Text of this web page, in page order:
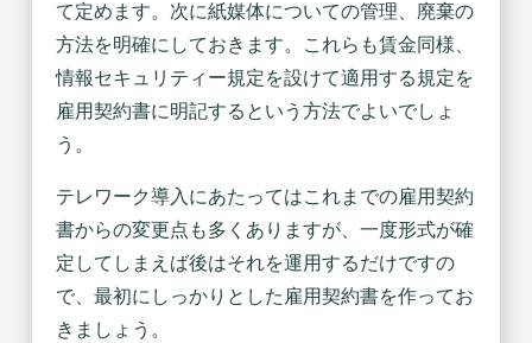
て定めます。次に紙媒体についての管理、廃棄の
方法を明確にしておきます。これらも賃金同様、
情報セキュリティー規定を設けて適用する規定を
雇用契約書に明記するという方法でよいでしょ
う。
テレワーク導入にあたってはこれまでの雇用契約
書からの変更点も多くありますが、一度形式が確
定してしまえば後はそれを運用するだけですの
で、最初にしっかりとした雇用契約書を作ってお
きましょう。